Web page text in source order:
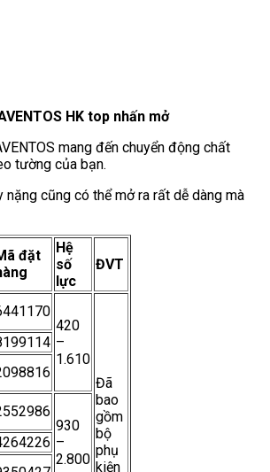
HK top nhấn mở
mang đến chuyển động chất
tường của bạn.
nặng cũng có thể mở ra rất dễ dàng mà
đặt
Hệ
số
lực
ĐVT
420
–
1.610
Đã
bao
gồm
bộ
phụ
kiện
930
–
2.800